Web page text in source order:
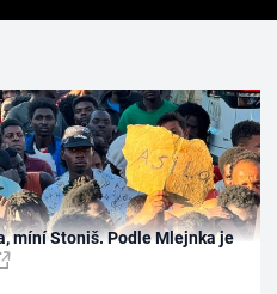
míní Stoniš. Podle Mlejnka je